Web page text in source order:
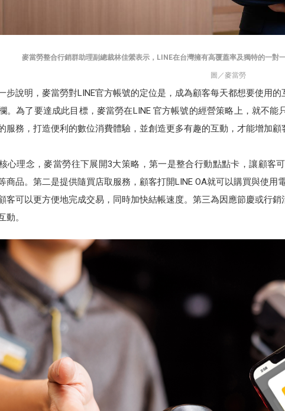
麥當勞整合行銷群助理副總裁林佳縈表示，LINE在台灣擁有高覆蓋率及獨特的一對
圖／麥當勞
步說明，麥當勞對LINE官方帳號的定位是，成為顧客每天都想要使用
。為了要達成此目標，麥當勞在LINE 官方帳號的經營策略上，就不
服務，打造便利的數位消費體驗，並創造更多有趣的互動，才能增加顧
心理念，麥當勞往下展開3大策略，第一是整合行動點點卡，讓顧客
商品。第二是提供隨買店取服務，顧客打開LINE OA就可以購買與使用
客可以更方便地完成交易，同時加快結帳速度。第三為因應節慶或行
動。